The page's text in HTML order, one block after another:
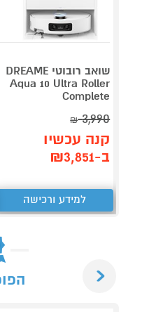
שואב רובוטי DREAME
Aqua 10 Ultra Roller
Complete
3,990
₪
קנה עכשיו
ב-₪3,851
למידע ורכישה